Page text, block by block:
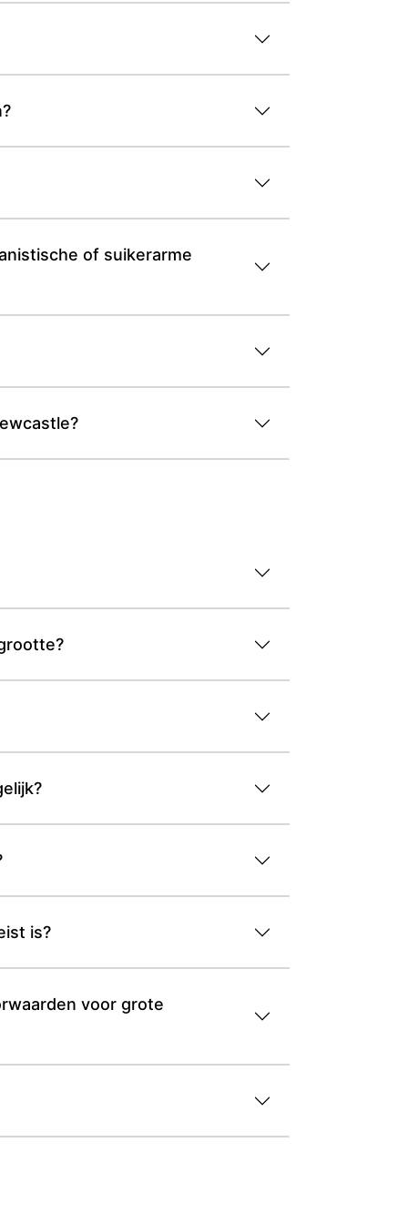
of suikerarme
is?
voor grote